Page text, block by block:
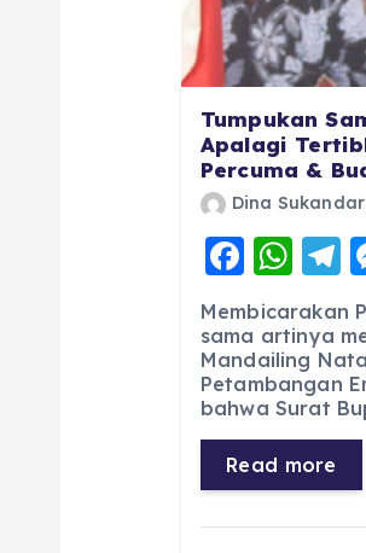
Tumpukan
Apalagi
Percuma &
Dina Sukandar
F
a
c
e
b
o
o
k
W
h
a
ts
A
p
p
T
e
g
r
a
m
Membicarakan
sama artinya
Mandailing
Petambangan
bahwa Surat
Read more